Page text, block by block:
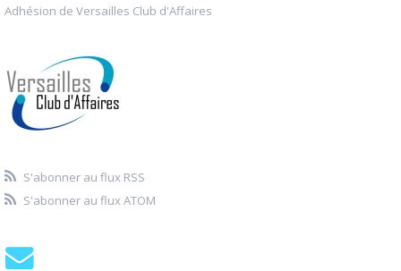
Adhésion de Versailles Club d'Affaires
S'abonner au flux RSS
S'abonner au flux ATOM